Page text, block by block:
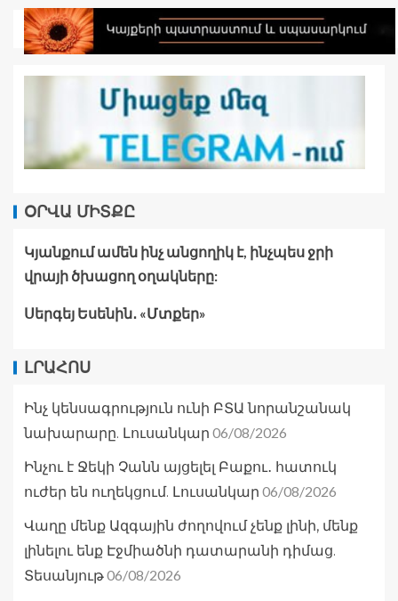
ՕՐՎԱ ՄԻՏՔԸ
Կյանքում ամեն ինչ անցողիկ է, ինչպես ջրի
վրայի ծխացող օղակները:
Սերգեյ Եսենին․ «Մտքեր»
ԼՐԱՀՈՍ
Ինչ կենսագրություն ունի ԲՏԱ նորանշանակ
նախարարը. Լուսանկար 06/08/2026
Ինչու է Ջեկի Չանն այցելել Բաքու․ հատուկ
ուժեր են ուղեկցում. Լուսանկար 06/08/2026
Վաղը մենք Ազգային ժողովում չենք լինի, մենք
լինելու ենք Էջմիածնի դատարանի դիմաց.
Տեսանյութ06/08/2026